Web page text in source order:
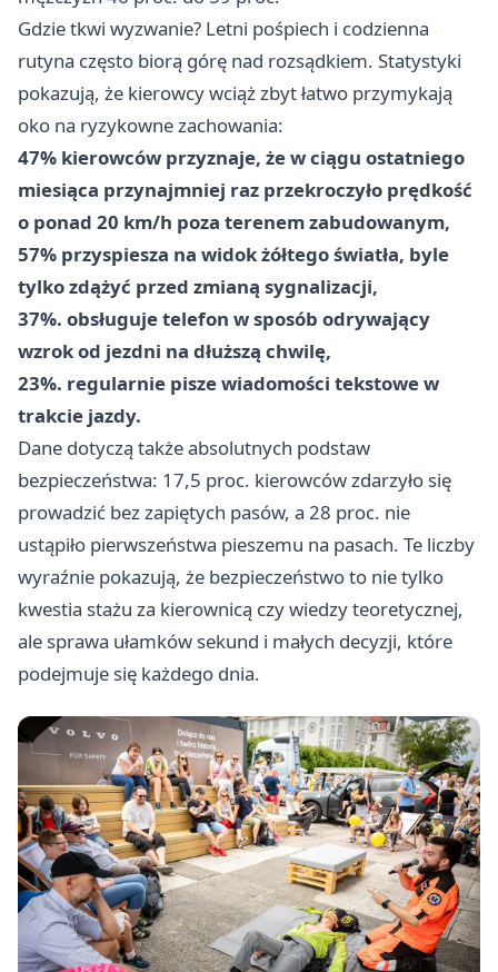
Gdzie tkwi wyzwanie? Letni pośpiech i codzienna
rutyna często biorą górę nad rozsądkiem. Statystyki
pokazują, że kierowcy wciąż zbyt łatwo przymykają
oko na ryzykowne zachowania:
47% kierowców przyznaje, że w ciągu ostatniego
miesiąca przynajmniej raz przekroczyło prędkość
o ponad 20 km/h poza terenem zabudowanym,
57% przyspiesza na widok żółtego światła, byle
tylko zdążyć przed zmianą sygnalizacji,
37%. obsługuje telefon w sposób odrywający
wzrok od jezdni na dłuższą chwilę,
23%. regularnie pisze wiadomości tekstowe w
trakcie jazdy.
Dane dotyczą także absolutnych podstaw
bezpieczeństwa: 17,5 proc. kierowców zdarzyło się
prowadzić bez zapiętych pasów, a 28 proc. nie
ustąpiło pierwszeństwa pieszemu na pasach. Te liczby
wyraźnie pokazują, że bezpieczeństwo to nie tylko
kwestia stażu za kierownicą czy wiedzy teoretycznej,
ale sprawa ułamków sekund i małych decyzji, które
podejmuje się każdego dnia.